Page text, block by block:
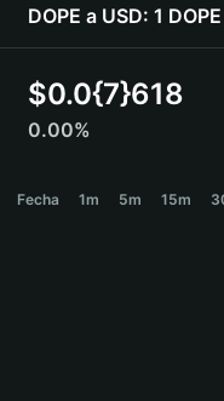
Bahasa Indonesia
ภาษาไทย
Español
Español (Argentina)
DOPE a USD: 1
$0.0{7}618
0.00%
Fecha 1m 5m 15m